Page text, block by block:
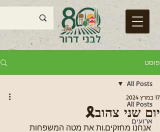
פוסט
All Posts
ארועים
All Posts
יום שני צהוב🎗
17 במרץ 2024
אנחנו מחזקים.ות את מטה המשפחות